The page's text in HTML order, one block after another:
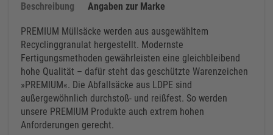
Beschreibung Angaben zur Marke
PREMIUM Müllsäcke werden aus ausgewähltem
Recyclinggranulat hergestellt. Modernste
Fertigungsmethoden gewährleisten eine gleichbleibend
hohe Qualität – dafür steht das geschützte Warenzeichen
»PREMIUM«. Die Abfallsäcke aus LDPE sind
außergewöhnlich durchstoß- und reißfest. So werden
unsere PREMIUM Produkte auch extrem hohen
Anforderungen gerecht.